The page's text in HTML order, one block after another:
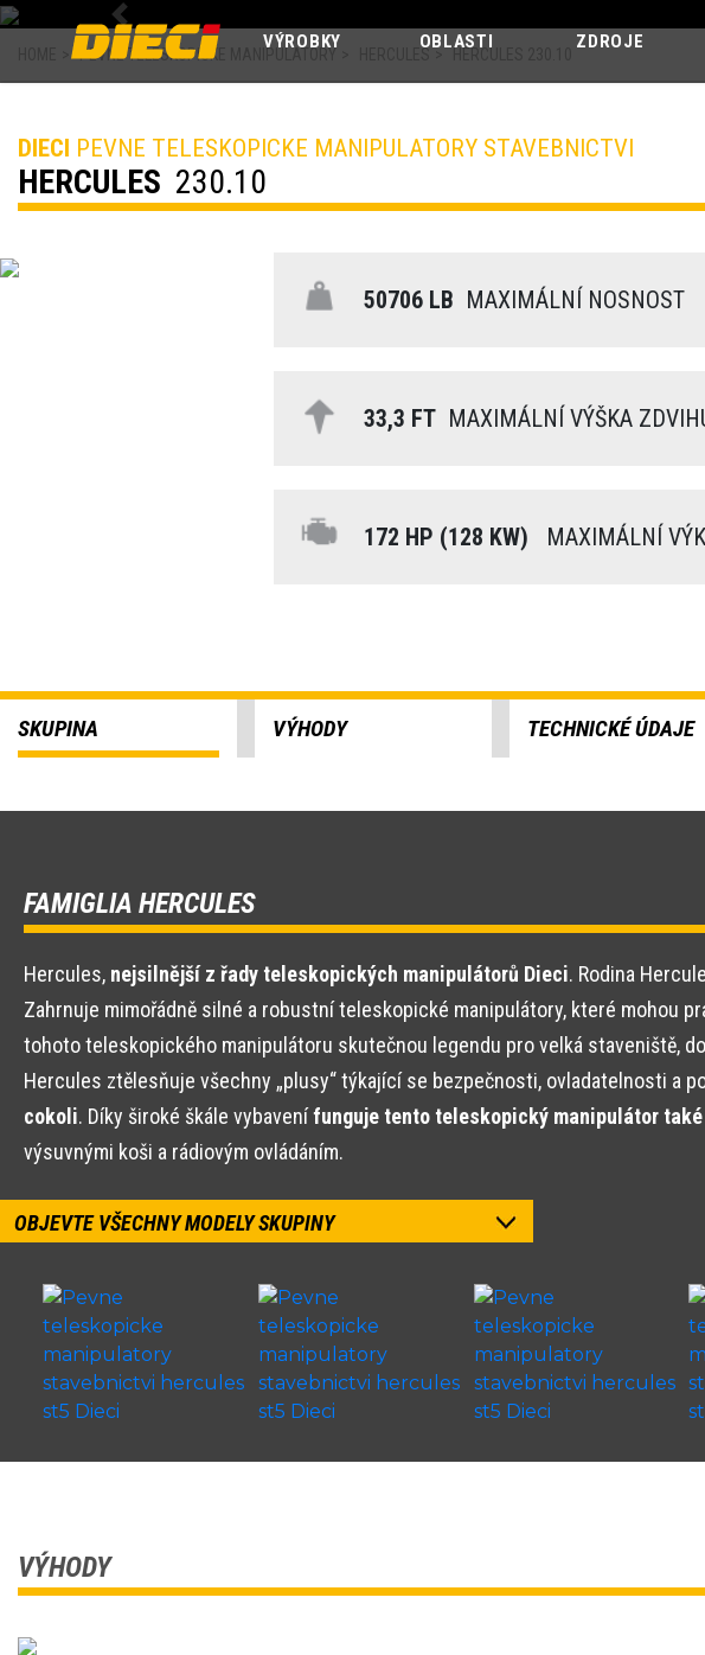
VÝROBKY OBLASTI ZDROJE
Previous
PEVNE TELESKOPICKE MANIPULATORY
DIECI PEVNE TELESKOPICKE MANIPULATORY STAVEBNICTVI
HERCULES 230.10
50706 LB MAXIMÁLNÍ NOSNOST
33,3 FTMAXIMÁLNÍ VÝŠKA
172 HP (128 KW) MAXIMÁLNÍ
SKUPINA VÝHODY TECHNICKÉ ÚDAJE
FAMIGLIA HERCULES
Hercules, nejsilnější z řady teleskopických manipulátorů Dieci. Rodina
Zahrnuje mimořádně silné a robustní teleskopické manipulátory, které mohou
tohoto teleskopického manipulátoru skutečnou legendu pro velká staveniště,
Hercules ztělesňuje všechny „plusy“ týkající se bezpečnosti, ovladatelnosti a
cokoli. Díky široké škále vybavenífunguje tento teleskopický manipulátor
výsuvnými koši a rádiovým ovládáním.
OBJEVTE VŠECHNY MODELY SKUPINY
VÝHODY